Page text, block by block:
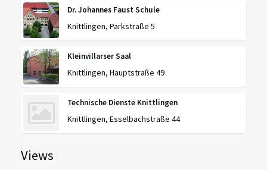
Dr. Johannes Faust Schule
Knittlingen, Parkstraße 5
Kleinvillarser Saal
Knittlingen, Hauptstraße 49
Technische Dienste Knittlingen
Knittlingen, Esselbachstraße 44
Views